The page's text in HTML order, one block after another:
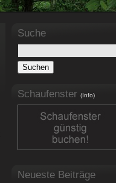
Suche
Schaufenster (Info)
Neueste Beiträge